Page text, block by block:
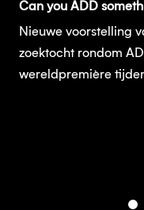
Can you ADD
Nieuwe voorstelling
zoektocht rondom
wereldpremière